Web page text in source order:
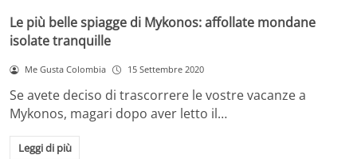
Le più belle spiagge di Mykonos: affollate mondane
isolate tranquille
Me Gusta Colombia 15 Settembre 2020
Se avete deciso di trascorrere le vostre vacanze a
Mykonos, magari dopo aver letto il…
Leggi di più